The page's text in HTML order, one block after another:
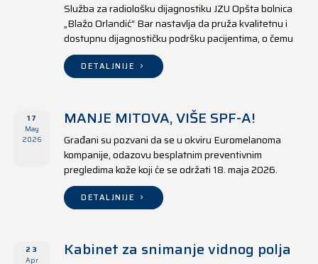
Služba za radiološku dijagnostiku JZU Opšta bolnica
„Blažo Orlandić“ Bar nastavlja da pruža kvalitetnu i
dostupnu dijagnostičku podršku pacijentima, o čemu
svjedoče i rezultati ostvareni u periodu od 1. januara
do 17. juna 2026. godine.
DETALJNIJE
17
May
2026
MANJE MITOVA, VIŠE SPF-A!
Građani su pozvani da se u okviru Euromelanoma
kompanije, odazovu besplatnim preventivnim
pregledima kože koji će se održati 18. maja 2026.
godine u jedanaest opština širom Crne Gore, kako u
državnim tako i u privatnim zdravstvenim ustanovama.
DETALJNIJE
23
Apr
Kabinet za snimanje vidnog polja